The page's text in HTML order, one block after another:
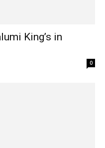
King’s in
0